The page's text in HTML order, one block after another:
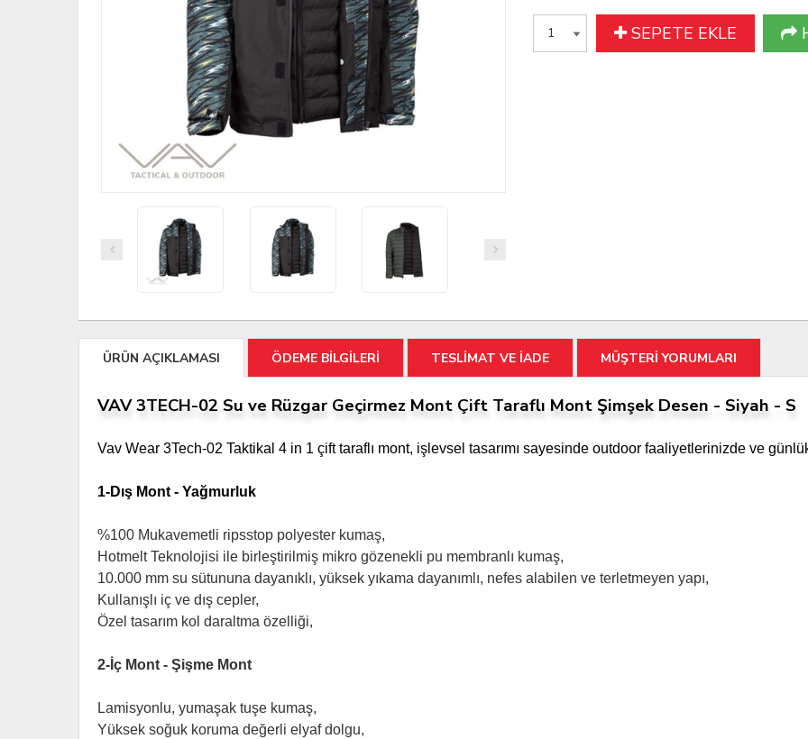
SEPETE EKLE
ÜRÜN AÇIKLAMASI ÖDEME BİLGİLERİ TESLİMAT VE İADE MÜŞTERİ YORUMLARI
VAV 3TECH-02 Su ve Rüzgar Geçirmez Mont Çift Taraflı Mont Şimşek Desen - Siyah - S
Vav Wear 3Tech-02 Taktikal 4 in 1 çift taraflı mont, işlevsel tasarımı sayesinde outdoor faaliyetlerinizde ve
1-Dış Mont - Yağmurluk
%100 Mukavemetli ripsstop polyester kumaş,
Hotmelt Teknolojisi ile birleştirilmiş mikro gözenekli pu membranlı kumaş,
10.000 mm su sütununa dayanıklı, yüksek yıkama dayanımlı, nefes alabilen ve terletmeyen yapı,
Kullanışlı iç ve dış cepler,
Özel tasarım kol daraltma özelliği,
2-İç Mont - Şişme Mont
Lamisyonlu, yumaşak tuşe kumaş,
Yüksek soğuk koruma değerli elyaf dolgu,